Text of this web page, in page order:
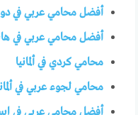
أفضل محامي عربي في
أفضل محامي عربي في
محامي كردي في ألمانيا
محامي لجوء عربي في